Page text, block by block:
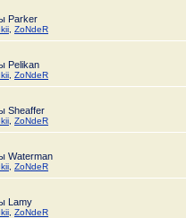
Parker
ZoNdeR
Pelikan
ZoNdeR
Sheaffer
ZoNdeR
Waterman
ZoNdeR
Lamy
ZoNdeR